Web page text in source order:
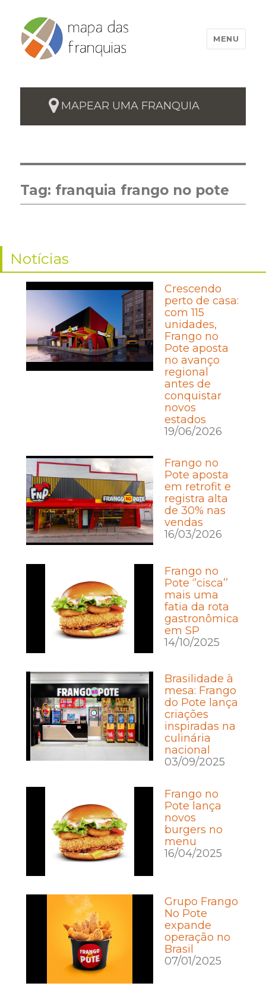
MENU
MAPEAR UMA FRANQUIA
Tag: franquia frango no pote
Notícias
Crescendo
perto de casa:
com 115
unidades,
Frango no
Pote aposta
no avanço
regional
antes de
conquistar
novos
estados
19/06/2026
Frango no
Pote aposta
em retrofit e
registra alta
de 30% nas
vendas
16/03/2026
Frango no
Pote ‘’cisca’’
mais uma
fatia da rota
gastronômica
em SP
14/10/2025
Brasilidade à
mesa: Frango
do Pote lança
criações
inspiradas na
culinária
nacional
03/09/2025
Frango no
Pote lança
novos
burgers no
menu
16/04/2025
Grupo Frango
No Pote
expande
operação no
Brasil
07/01/2025